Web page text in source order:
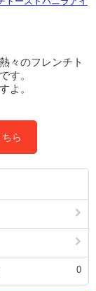
々のフレンチト
す。
よ。
ら
0